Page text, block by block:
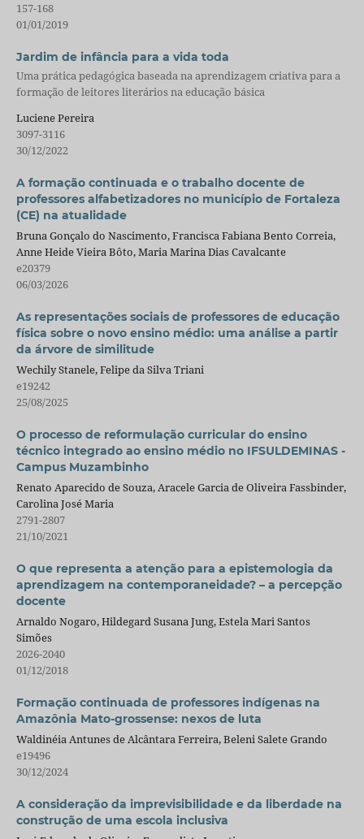
157-168
01/01/2019
Jardim de infância para a vida toda
Uma prática pedagógica baseada na aprendizagem criativa para a
formação de leitores literários na educação básica
Luciene Pereira
3097-3116
30/12/2022
A formação continuada e o trabalho docente de
professores alfabetizadores no município de Fortaleza
(CE) na atualidade
Bruna Gonçalo do Nascimento, Francisca Fabiana Bento Correia,
Anne Heide Vieira Bôto, Maria Marina Dias Cavalcante
e20379
06/03/2026
As representações sociais de professores de educação
física sobre o novo ensino médio: uma análise a partir
da árvore de similitude
Wechily Stanele, Felipe da Silva Triani
e19242
25/08/2025
O processo de reformulação curricular do ensino
técnico integrado ao ensino médio no IFSULDEMINAS -
Campus Muzambinho
Renato Aparecido de Souza, Aracele Garcia de Oliveira Fassbinder,
Carolina José Maria
2791-2807
21/10/2021
O que representa a atenção para a epistemologia da
aprendizagem na contemporaneidade? – a percepção
docente
Arnaldo Nogaro, Hildegard Susana Jung, Estela Mari Santos
Simões
2026-2040
01/12/2018
Formação continuada de professores indígenas na
Amazônia Mato-grossense: nexos de luta
Waldinéia Antunes de Alcântara Ferreira, Beleni Salete Grando
e19496
30/12/2024
A consideração da imprevisibilidade e da liberdade na
construção de uma escola inclusiva